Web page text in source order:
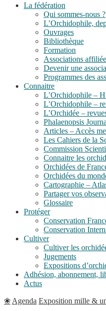
La fédération
Qui sommes-nous ?
L’Orchidophile,
Ouvrages
Bibliothèque
Formation
Associations
Devenir une
Programmes des
Connaitre
L’Orchidophile –
L’Orchidophile –
L’Orchidée –
Phalaenopsis
Articles – Accès
Les Cahiers de la
Commission
Connaitre les
Orchidées de
Orchidées du
Cartographie –
Partager vos
Glossaire
Protéger
Conservation
Conservation
Cultiver
Cultiver les
Jugements
Expositions
Adhésion, abonnement,
Actus
❀ Agenda Exposition mille &